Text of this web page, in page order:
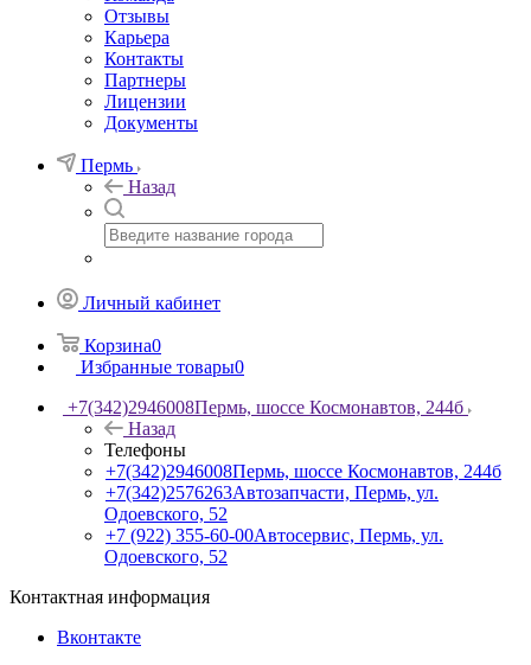
Отзывы
Карьера
Контакты
Партнеры
Лицензии
Документы
Пермь
Назад
Личный кабинет
Корзина0
Избранные товары0
+7(342)2946008Пермь, шоссе Космонавтов, 244б
Назад
Телефоны
+7(342)2946008Пермь, шоссе Космонавтов, 244б
+7(342)2576263Автозапчасти, Пермь, ул.
Одоевского, 52
+7 (922) 355-60-00Автосервис, Пермь, ул.
Одоевского, 52
Контактная информация
Вконтакте